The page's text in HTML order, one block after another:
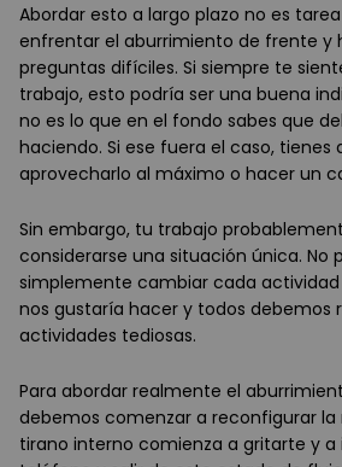
Abordar esto a largo plazo no es
enfrentar el aburrimiento de frente y
preguntas difíciles. Si siempre te
trabajo, esto podría ser una buena
no es lo que en el fondo sabes que
haciendo. Si ese fuera el caso, tienes
aprovecharlo al máximo o hacer un
Sin embargo, tu trabajo
considerarse una situación única. No
simplemente cambiar cada actividad
nos gustaría hacer y todos debemos
actividades tediosas.
Para abordar realmente el
debemos comenzar a reconfigurar
tirano interno comienza a gritarte y